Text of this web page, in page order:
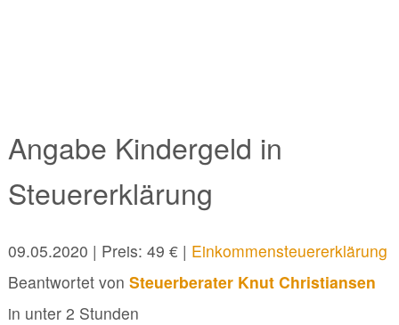
Angabe Kindergeld in
Steuererklärung
09.05.2020 | Preis: 49 € | Einkommensteuererklärung
Beantwortet von Steuerberater Knut Christiansen
in unter 2 Stunden